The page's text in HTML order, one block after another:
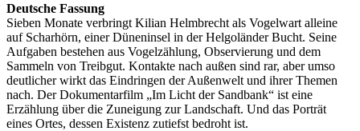
Deutsche Fassung
Sieben Monate verbringt Kilian Helmbrecht als Vogelwart alleine
auf Scharhörn, einer Düneninsel in der Helgoländer Bucht. Seine
Aufgaben bestehen aus Vogelzählung, Observierung und dem
Sammeln von Treibgut. Kontakte nach außen sind rar, aber umso
deutlicher wirkt das Eindringen der Außenwelt und ihrer Themen
nach. Der Dokumentarfilm „Im Licht der Sandbank“ ist eine
Erzählung über die Zuneigung zur Landschaft. Und das Porträt
eines Ortes, dessen Existenz zutiefst bedroht ist.